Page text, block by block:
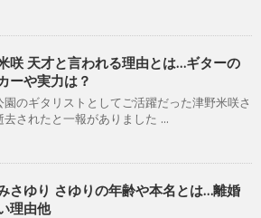
咲 天才と言われる理由とは…ギターの
ーや実力は？
園のギタリストとしてご活躍だった津野米咲さ
去されたと一報がありました ...
さゆり さゆりの年齢や本名とは…離婚
理由他